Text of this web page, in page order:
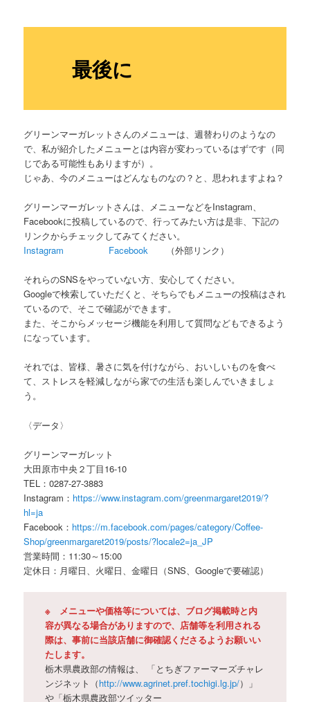
最後に
グリーンマーガレットさんのメニューは、週替わりのようなの
で、私が紹介したメニューとは内容が変わっているはずです（同
じである可能性もありますが）。
じゃあ、今のメニューはどんなものなの？と、思われますよね？
グリーンマーガレットさんは、メニューなどをInstagram、
Facebookに投稿しているので、行ってみたい方は是非、下記の
リンクからチェックしてみてください。
Instagram
Facebook （外部リンク）
それらのSNSをやっていない方、安心してください。
Googleで検索していただくと、そちらでもメニューの投稿はされ
ているので、そこで確認ができます。
また、そこからメッセージ機能を利用して質問などもできるよう
になっています。
それでは、皆様、暑さに気を付けながら、おいしいものを食べ
て、ストレスを軽減しながら家での生活も楽しんでいきましょ
う。
〈データ〉
グリーンマーガレット
大田原市中央２丁目16-10
TEL：0287-27-3883
Instagram： https://www.instagram.com/greenmargaret2019/?
hl=ja
Facebook： https://m.facebook.com/pages/category/Coffee-
Shop/greenmargaret2019/posts/?locale2=ja_JP
営業時間：11:30～15:00
定休日：月曜日、火曜日、金曜日（SNS、Googleで要確認）
※ メニューや価格等については、ブログ掲載時と内
容が異なる場合がありますので、店舗等を利用される
際は、事前に当該店舗に御確認くださるようお願いい
たします。
栃木県農政部の情報は、 「とちぎファーマーズチャレ
ンジネット（http://www.agrinet.pref.tochigi.lg.jp/）」
や「栃木県農政部ツイッター